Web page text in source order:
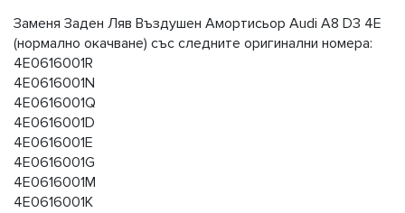
Заменя Заден Ляв Въздушен Амортисьор Audi A8 D3 4E
(нормално окачване) със следните оригинални номера:
4E0616001R
4E0616001N
4E0616001Q
4E0616001D
4E0616001E
4E0616001G
4E0616001M
4E0616001K